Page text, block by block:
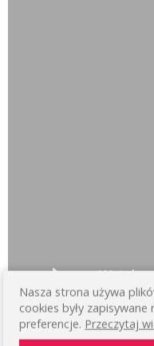
Nasza strona używa
cookies były
preferencje. Przeczytaj